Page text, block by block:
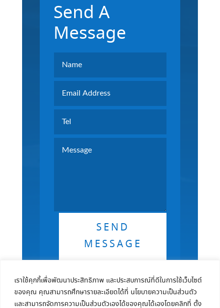
เราใช้คุกกี้เพื่อพัฒนาประสิทธิภาพ และประสบการณ์ที่ดีในการใช้เว็บไซต์
ของคุณ คุณสามารถศึกษารายละเอียดได้ที่ นโยบายความเป็นส่วนตัว
และสามารถจัดการความเป็นส่วนตัวเองได้ของคุณได้เองโดยคลิกที่ ตั้ง
Send A
Message
SEND
MESSAGE